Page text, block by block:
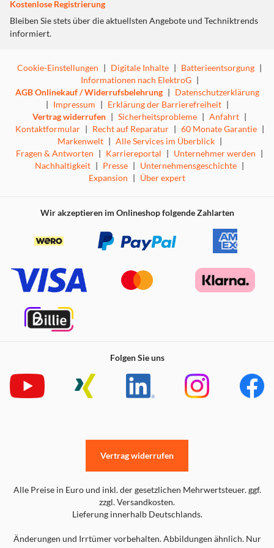
Kostenlose Registrierung
Bleiben Sie stets über die aktuellsten Angebote und Techniktrends
informiert.
Cookie-Einstellungen | Digitale Inhalte | Batterieentsorgung |
Informationen nach ElektroG |
AGB Onlinekauf / Widerrufsbelehrung | Datenschutzerklärung
| Impressum | Erklärung der Barrierefreiheit |
Vertrag widerrufen | Sicherheitsprobleme | Anfahrt |
Kontaktformular | Recht auf Reparatur | 60 Monate Garantie |
Markenwelt | Alle Services im Überblick |
Fragen & Antworten | Karriereportal | Unternehmer werden |
Nachhaltigkeit | Presse | Unternehmensgeschichte |
Expansion | Über expert
Wir akzeptieren im Onlineshop folgende Zahlarten
Folgen Sie uns
Alle Preise in Euro und inkl. der gesetzlichen Mehrwertsteuer. ggf.
zzgl. Versandkosten.
Lieferung innerhalb Deutschlands.
Änderungen und Irrtümer vorbehalten. Abbildungen ähnlich. Nur
Vertrag widerrufen